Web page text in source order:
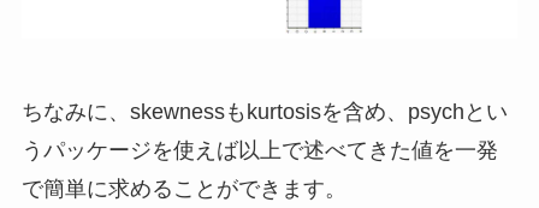
ちなみに、skewnessもkurtosisを含め、psychとい
うパッケージを使えば以上で述べてきた値を一発
で簡単に求めることができます。